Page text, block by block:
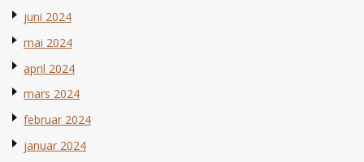
juni 2024
mai 2024
april 2024
mars 2024
februar 2024
januar 2024